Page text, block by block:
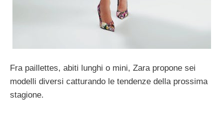
Fra paillettes, abiti lunghi o mini, Zara propone sei
modelli diversi catturando le tendenze della prossima
stagione.